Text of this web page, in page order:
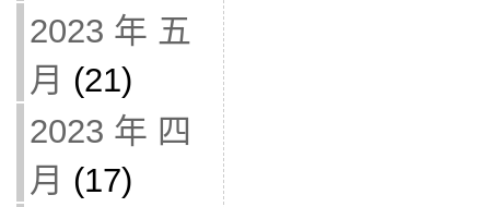
2023 年 五
月 (21)
2023 年 四
月 (17)